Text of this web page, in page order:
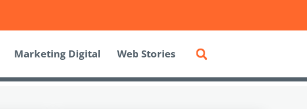
Marketing Digital Web Stories